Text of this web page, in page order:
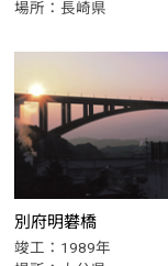
場所：長崎県
別府明礬橋
竣工：1989年